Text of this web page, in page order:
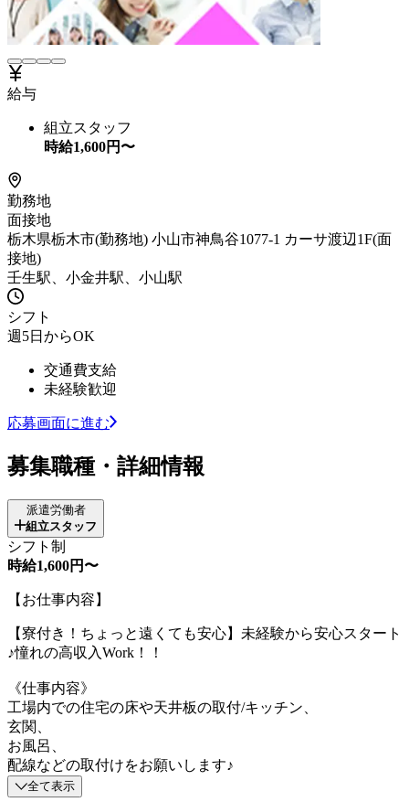
給与
組立スタッフ
時給1,600円〜
勤務地
面接地
栃木県栃木市(勤務地) 小山市神鳥谷1077-1 カーサ渡辺1F(面
接地)
壬生駅、小金井駅、小山駅
シフト
週5日からOK
交通費支給
未経験歓迎
応募画面に進む
募集職種・詳細情報
派遣労働者
組立スタッフ
シフト制
時給1,600円〜
【お仕事内容】
【寮付き！ちょっと遠くても安心】未経験から安心スタート
♪憧れの高収入Work！！
《仕事内容》
工場内での住宅の床や天井板の取付/キッチン、
玄関、
お風呂、
配線などの取付けをお願いします♪
全て表示